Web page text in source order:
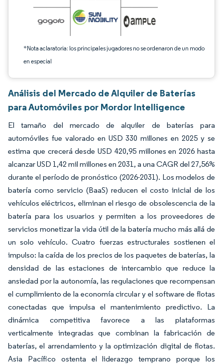
*Nota aclaratoria: los principales jugadores no se ordenaron de un modo
en especial
Análisis del Mercado de Alquiler de Baterías
para Automóviles por Mordor Intelligence
El tamaño del mercado de alquiler de baterías para
automóviles fue valorado en USD 330 millones en 2025 y se
estima que crecerá desde USD 420,95 millones en 2026 hasta
alcanzar USD 1,42 mil millones en 2031, a una CAGR del 27,56%
durante el período de pronóstico (2026-2031). Los modelos de
batería como servicio (BaaS) reducen el costo inicial de los
vehículos eléctricos, eliminan el riesgo de obsolescencia de la
batería para los usuarios y permiten a los proveedores de
servicios monetizar la vida útil de la batería mucho más allá de
un solo vehículo. Cuatro fuerzas estructurales sostienen el
impulso: la caída de los precios de los paquetes de baterías, la
densidad de las estaciones de intercambio que reduce la
ansiedad por la autonomía, las regulaciones que recompensan
el cumplimiento de la economía circular y el software de flotas
conectadas que impulsa el mantenimiento predictivo. La
dinámica competitiva favorece a las plataformas
verticalmente integradas que combinan la fabricación de
baterías, el arrendamiento y la optimización digital de flotas.
Asia Pacífico ostenta el liderazgo temprano porque los